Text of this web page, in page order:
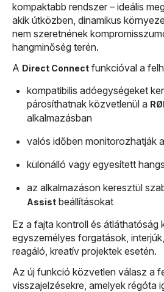
kompaktabb rendszer – ideális
akik útközben, dinamikus
nem szeretnének
hangminőség terén.
A Direct Connect funkcióval a
kompatibilis adóegységeket
párosíthatnak közvetlenül a
alkalmazásban
valós időben monitorozhatják
különálló vagy egyesített
az alkalmazáson keresztül
Assist beállításokat
Ez a fajta kontroll és átláthatóság
egyszemélyes forgatások,
reagáló, kreatív projektek esetén.
Az új funkció közvetlen válasz a
visszajelzésekre, amelyek régóta